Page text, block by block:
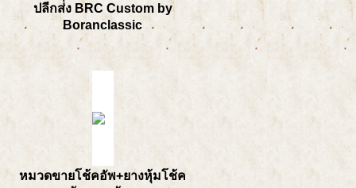
ปลีกส่่ง BRC Custom by
Boranclassic
หมวดขายโช้คอัพ+ยางหุ้มโช้ค